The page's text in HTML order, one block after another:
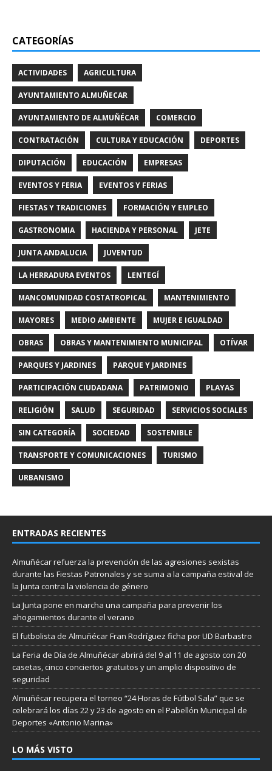
CATEGORÍAS
ACTIVIDADES AGRICULTURA
AYUNTAMIENTO ALMUÑECAR
AYUNTAMIENTO DE ALMUÑÉCAR COMERCIO
CONTRATACIÓN CULTURA Y EDUCACIÓN DEPORTES
DIPUTACIÓN EDUCACIÓN EMPRESAS
EVENTOS Y FERIA EVENTOS Y FERIAS
FIESTAS Y TRADICIONES FORMACIÓN Y EMPLEO
GASTRONOMIA HACIENDA Y PERSONAL JETE
JUNTA ANDALUCIA JUVENTUD
LA HERRADURA EVENTOS LENTEGÍ
MANCOMUNIDAD COSTATROPICAL MANTENIMIENTO
MAYORES MEDIO AMBIENTE MUJER E IGUALDAD
OBRAS OBRAS Y MANTENIMIENTO MUNICIPAL OTÍVAR
PARQUES Y JARDINES PARQUE Y JARDINES
PARTICIPACIÓN CIUDADANA PATRIMONIO PLAYAS
RELIGIÓN SALUD SEGURIDAD SERVICIOS SOCIALES
SIN CATEGORÍA SOCIEDAD SOSTENIBLE
TRANSPORTE Y COMUNICACIONES TURISMO
URBANISMO
ENTRADAS RECIENTES
Almuñécar refuerza la prevención de las agresiones sexistas
durante las Fiestas Patronales y se suma a la campaña estival de
la Junta contra la violencia de género
La Junta pone en marcha una campaña para prevenir los
ahogamientos durante el verano
El futbolista de Almuñécar Fran Rodríguez ficha por UD Barbastro
La Feria de Día de Almuñécar abrirá del 9 al 11 de agosto con 20
casetas, cinco conciertos gratuitos y un amplio dispositivo de
seguridad
Almuñécar recupera el torneo “24 Horas de Fútbol Sala” que se
celebrará los días 22 y 23 de agosto en el Pabellón Municipal de
Deportes «Antonio Marina»
LO MÁS VISTO